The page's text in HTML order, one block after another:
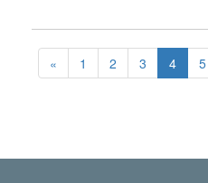
« 1 2 3 4 5